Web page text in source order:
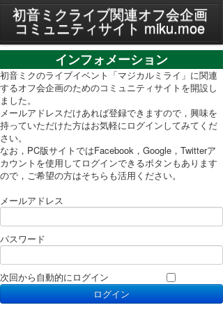
MENU
プライバシーポリシー
利用規約
PC表示に切り替え
初音ミクライブ関連オフ会企画
コミュニティサイト miku.moe
インフォメーション
初音ミクのライブイベント「マジカルミライ」に関連
するオフ会企画のためのコミュニティサイトを開設し
ました。
メールアドレスだけあれば登録できますので，興味を
持っていただけた方はお気軽にログインしてみてくだ
さい。
なお，PC版サイトではFacebook，Google，Twitterア
カウントを使用してログインできるボタンもあります
ので，ご希望の方はそちらも活用ください。
メールアドレス
パスワード
次回から自動的にログイン